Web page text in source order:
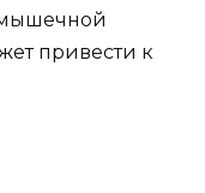
привести к